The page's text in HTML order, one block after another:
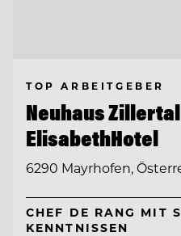
TOP ARBEITGEBER
Neuhaus
ElisabethHotel
6290 Mayrhofen,
CHEF DE RANG MIT
KENNTNISSEN